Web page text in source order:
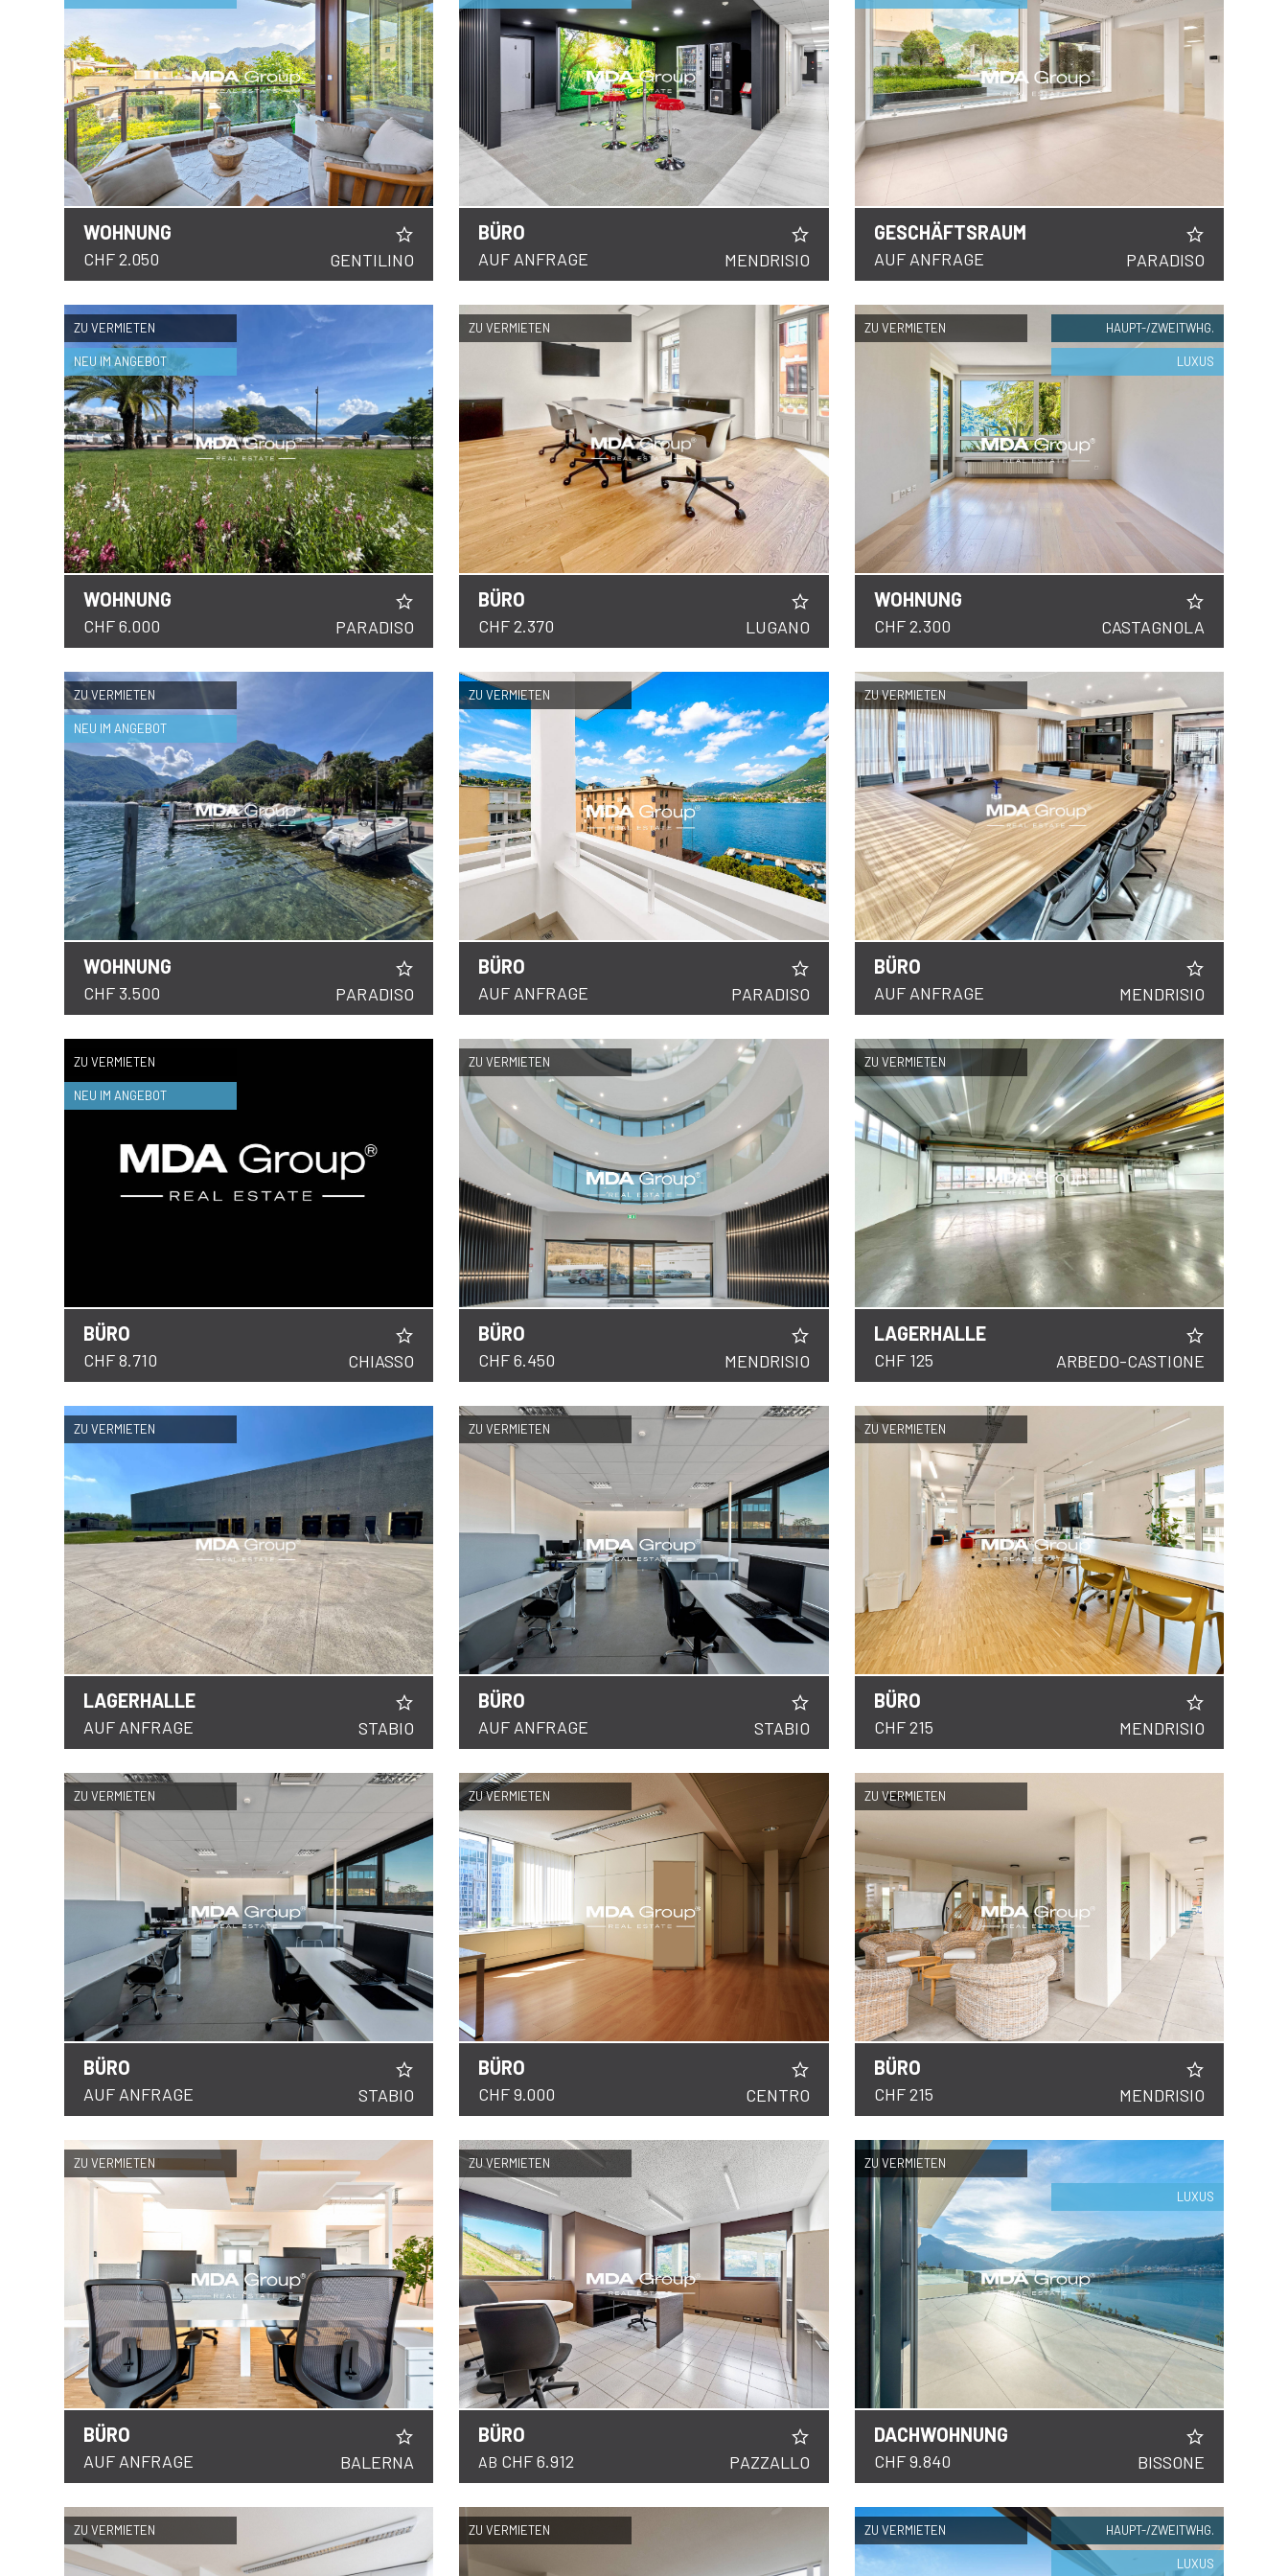
WOHNUNG
CHF 2.050 GENTILINO
BÜRO
AUF ANFRAGE
DETAILS
MENDRISIO
GESCHÄFTSRAUM
AUF ANFRAGE
DETAILS
PARADISO
ZU VERMIETEN
NEU IM ANGEBOT
WOHNUNG
CHF 6.000 PARADISO
ZU VERMIETEN
BÜRO
CHF 2.370
DETAILS
LUGANO
ZU VERMIETEN HAUPT-/ZWEITWHG.
LUXUS
WOHNUNG
CHF 2.300
DETAILS
CASTAGNOLA
ZU VERMIETEN
NEU IM ANGEBOT
WOHNUNG
CHF 3.500 PARADISO
ZU VERMIETEN
BÜRO
AUF ANFRAGE
DETAILS
PARADISO
ZU VERMIETEN
BÜRO
AUF ANFRAGE
DETAILS
MENDRISIO
ZU VERMIETEN
NEU IM ANGEBOT
BÜRO
CHF 8.710 CHIASSO
ZU VERMIETEN
BÜRO
CHF 6.450
DETAILS
MENDRISIO
ZU VERMIETEN
LAGERHALLE
CHF 125
DETAILS
ARBEDO-CASTIONE
ZU VERMIETEN
LAGERHALLE
AUF ANFRAGE STABIO
ZU VERMIETEN
BÜRO
AUF ANFRAGE
DETAILS
STABIO
ZU VERMIETEN
BÜRO
CHF 215
DETAILS
MENDRISIO
ZU VERMIETEN
BÜRO
AUF ANFRAGE STABIO
ZU VERMIETEN
BÜRO
CHF 9.000
DETAILS
CENTRO
ZU VERMIETEN
BÜRO
CHF 215
DETAILS
MENDRISIO
ZU VERMIETEN
BÜRO
AUF ANFRAGE BALERNA
ZU VERMIETEN
BÜRO
AB CHF 6.912
DETAILS
PAZZALLO
ZU VERMIETEN
LUXUS
DACHWOHNUNG
CHF 9.840
DETAILS
BISSONE
ZU VERMIETEN ZU VERMIETEN ZU VERMIETEN HAUPT-/ZWEITWHG.
LUXUS
FOLGEN